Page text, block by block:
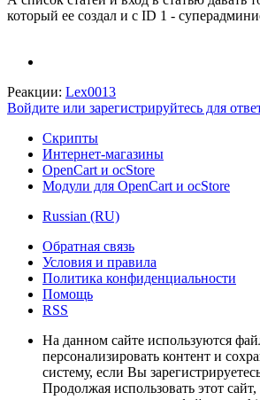
который ее создал и с ID 1 -
Реакции: Lex0013
Войдите или зарегистрируйтесь для
Скрипты
Интернет-магазины
OpenCart и ocStore
Модули для OpenCart и ocStore
Russian (RU)
Обратная связь
Условия и правила
Политика конфиденциальности
Помощь
RSS
На данном сайте используются
персонализировать контент и
систему, если Вы
Продолжая использовать этот